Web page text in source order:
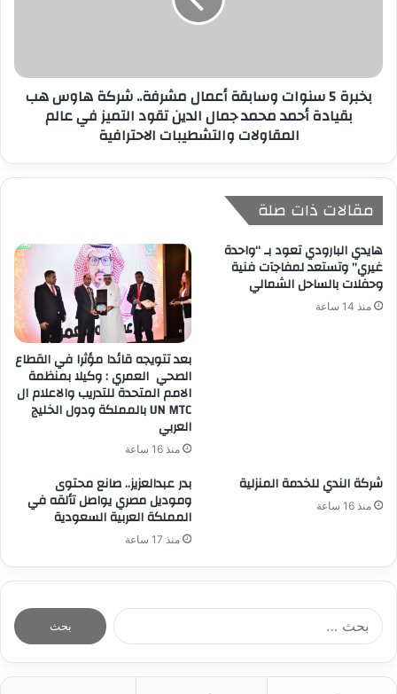
بخبرة 5 سنوات وسابقة أعمال مشرفة.. شركة هاوس هب
بقيادة أحمد محمد جمال الدين تقود التميز في عالم
المقاولات والتشطيبات الاحترافية
مقالات ذات صلة
هايدي البارودي تعود بـ “واحدة
غيري” وتستعد لمفاجآت فنية
وحفلات بالساحل الشمالي
منذ 14 ساعة
بعد تتويجه قائدا مؤثرا في القطاع
الصحي العمري : وكيلا بمنظمة
الامم المتحدة للتدريب والاعلام ال
UN MTC بالمملكة ودول الخليج
العربي
منذ 16 ساعة
شركة الندي للخدمة المنزلية
منذ 16 ساعة
بدر عبدالعزيز.. صانع محتوى
وموديل مصري يواصل تألقه في
المملكة العربية السعودية
منذ 17 ساعة